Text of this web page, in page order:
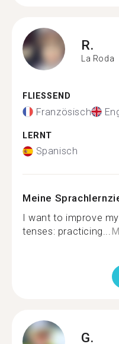
R.
La Roda
FLIESSEND
Französisch
LERNT
Spanisch
Meine
I want to improve
tenses: practicing...
G.